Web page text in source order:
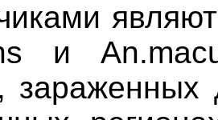
и
зараженных